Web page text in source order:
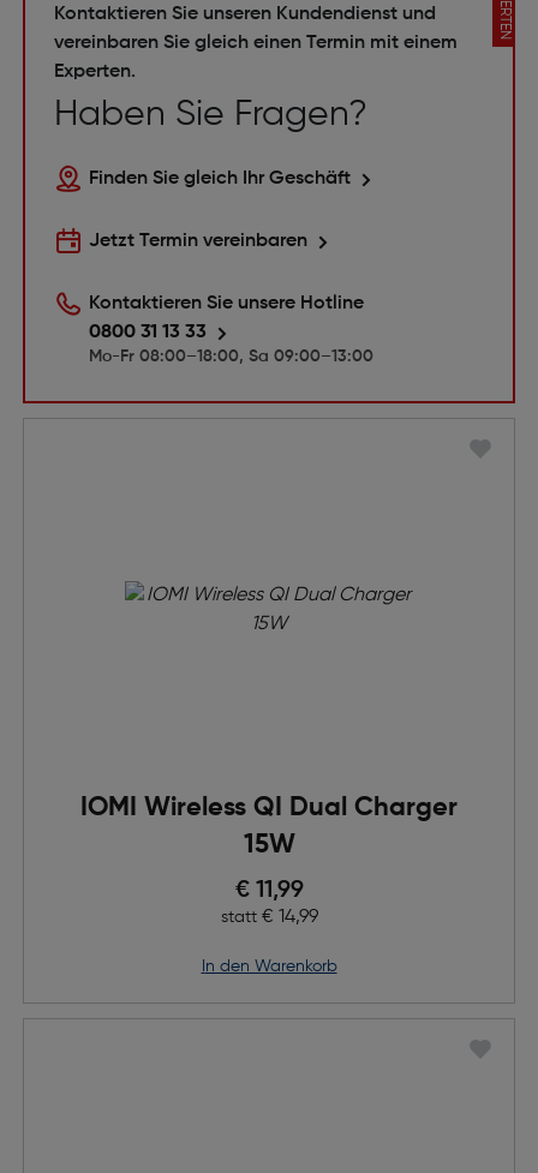
Kontaktieren Sie unseren Kundendienst und
vereinbaren Sie gleich einen Termin mit einem
Experten.
Haben Sie Fragen?
Finden Sie gleich Ihr Geschäft
Jetzt Termin vereinbaren
Kontaktieren Sie unsere Hotline
0800 31 13 33
Mo-Fr 08:00–18:00, Sa 09:00–13:00
IOMI Wireless QI Dual Charger
15W
Preis nach Rabatts
€ 11,99
statt Ursprünglicher Preis
€ 14,99
in den Warenkorb